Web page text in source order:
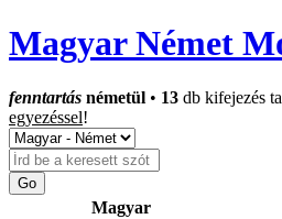
Magyar Német
fenntartás németül • 13 db kifejezés
egyezéssel!
Magyar